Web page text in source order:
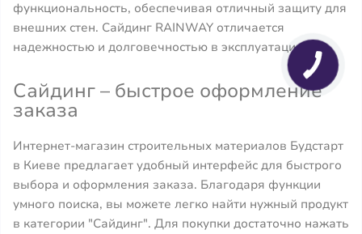
функциональность, обеспечивая отличный защиту для
внешних стен. Сайдинг RAINWAY отличается
надежностью и долговечностью в эксплуатации.
Сайдинг – быстрое оформление
заказа
Интернет-магазин строительных материалов Будстарт
в Киеве предлагает удобный интерфейс для быстрого
выбора и оформления заказа. Благодаря функции
умного поиска, вы можете легко найти нужный продукт
в категории "Сайдинг". Для покупки достаточно нажать